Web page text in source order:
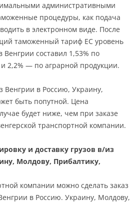
административными
процедуры, как подача
в электронном виде. После
таможенный тариф ЕС уровень
составил 1,53% по
2,2% — по аграрной продукции.
Венгрии в Россию, Украину,
быть попутной. Цена
будет ниже, чем при заказе
транспортной компании.
и доставку грузов в/из
Молдову, Прибалтику,
компании можно сделать заказ
в Россию. Украину, Молдову,